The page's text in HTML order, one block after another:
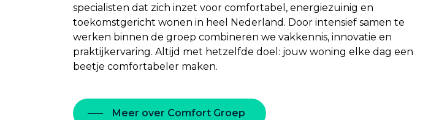
specialisten dat zich inzet voor comfortabel, energiezuinig en
toekomstgericht wonen in heel Nederland. Door intensief samen te
werken binnen de groep combineren we vakkennis, innovatie en
praktijkervaring. Altijd met hetzelfde doel: jouw woning elke dag een
beetje comfortabeler maken.
Meer over Comfort Groep